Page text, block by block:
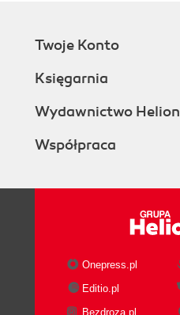
Twoje Konto
Księgarnia
Wydawnictwo Helion
Współpraca
Onepress.pl
Editio.pl
Bezdroza.pl